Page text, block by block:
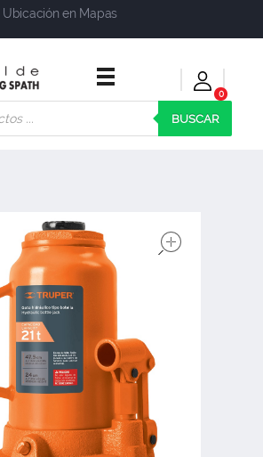
Ubicación en Mapas
0
BUSCAR